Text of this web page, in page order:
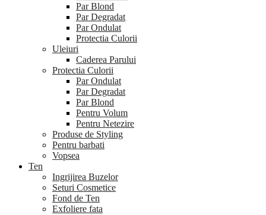
Par Blond
Par Degradat
Par Ondulat
Protectia Culorii
Uleiuri
Caderea Parului
Protectia Culorii
Par Ondulat
Par Degradat
Par Blond
Pentru Volum
Pentru Netezire
Produse de Styling
Pentru barbati
Vopsea
Ten
Ingrijirea Buzelor
Seturi Cosmetice
Fond de Ten
Exfoliere fata